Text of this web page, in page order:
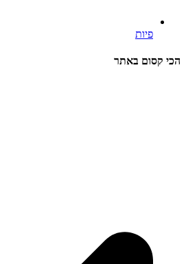
פיות
הכי קסום באתר